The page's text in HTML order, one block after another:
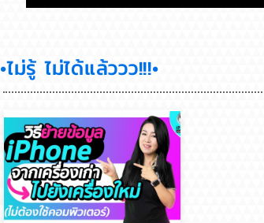
•ไม่รู้ ไม่ได้แล้ววว!!!•